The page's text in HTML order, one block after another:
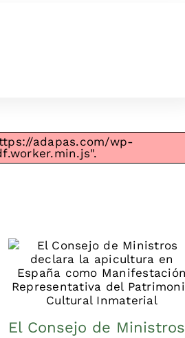
adapas.com/wp-
El Consejo de Ministros